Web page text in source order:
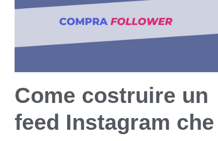
Come costruire un
feed Instagram che